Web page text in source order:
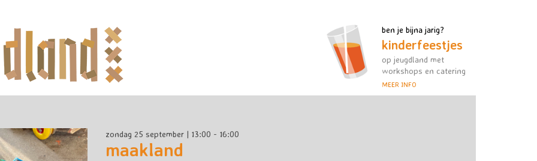
ben je bijna jarig?
kinderfeestjes
op jeugdland met
workshops en catering
MEER INFO
zondag 25 september | 13:00 - 16:00
maakland